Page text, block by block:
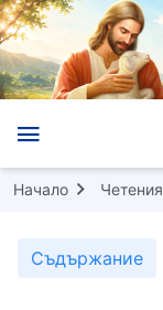
Начало Четения
Съдържание